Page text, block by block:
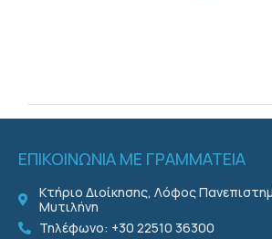
ΕΠΙΚΟΙΝΩΝΙΑ ΜΕ ΓΡΑΜΜΑΤΕΙΑ
Κτήριο Διοίκησης, Λόφος
Μυτιλήνη
Τηλέφωνο: +30 22510 36300